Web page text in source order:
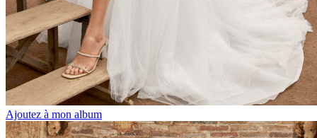
Ajoutez à mon album